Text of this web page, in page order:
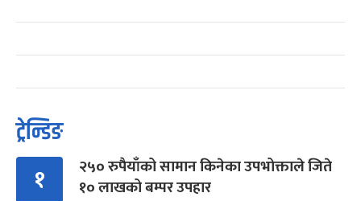
ट्रेन्डिङ
१
२५० रुपैयाँको सामान किनेका उपभोक्ताले जिते
१० लाखको बम्पर उपहार